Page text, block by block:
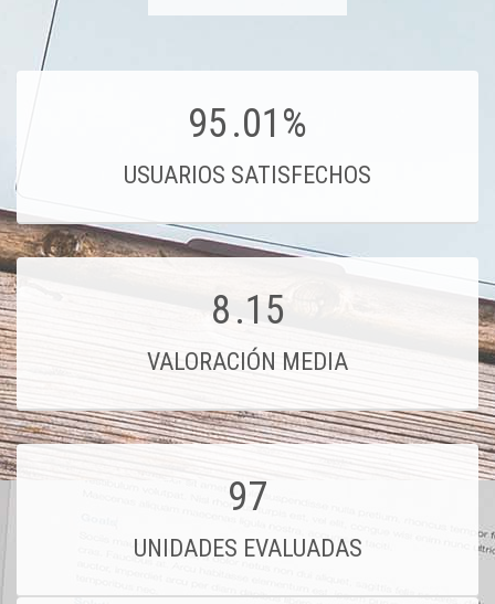
95.01%
USUARIOS SATISFECHOS
8.15
VALORACIÓN MEDIA
97
UNIDADES EVALUADAS